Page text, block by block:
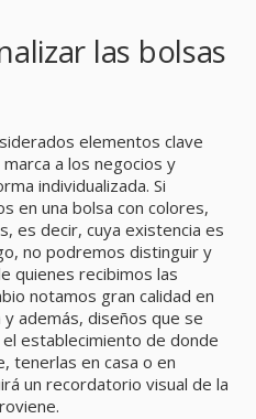
las bolsas
elementos clave
a los negocios y
individualizada. Si
en una bolsa con colores,
es decir, cuya existencia es
no podremos distinguir y
quienes recibimos las
notamos gran calidad en
además, diseños que se
establecimiento de donde
tenerlas en casa o en
un recordatorio visual de la